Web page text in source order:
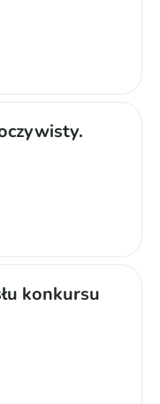
konkursu